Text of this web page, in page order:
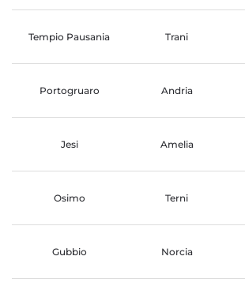
Tempio Pausania Trani
Portogruaro Andria
Jesi Amelia
Osimo Terni
Gubbio Norcia